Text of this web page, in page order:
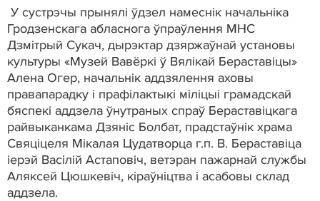
У сустрэчы прынялі ўдзел намеснік начальніка
Гродзенскага абласнога ўпраўлення МНС
Дзмітрый Сукач, дырэктар дзяржаўнай установы
культуры «Музей Вавёркі ў Вялікай Бераставіцы»
Алена Огер, начальнік аддзялення аховы
правапарадку і прафілактыкі міліцыі грамадскай
бяспекі аддзела ўнутраных спраў Бераставіцкага
райвыканкама Дзяніс Болбат, прадстаўнік храма
Свяціцеля Мікалая Цудатворца г.п. В. Бераставіца
іерэй Васілій Астаповіч, ветэран пажарнай службы
Аляксей Цюшкевіч, кіраўніцтва і асабовы склад
аддзела.